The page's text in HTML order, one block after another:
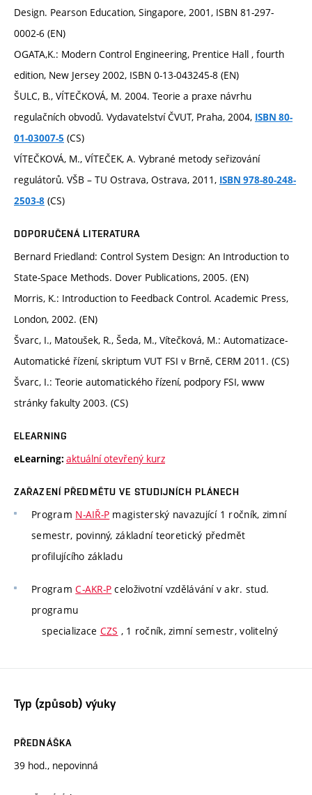
Design. Pearson Education, Singapore, 2001, ISBN 81-297-
0002-6 (EN)
OGATA,K.: Modern Control Engineering, Prentice Hall , fourth
edition, New Jersey 2002, ISBN 0-13-043245-8 (EN)
ŠULC, B., VÍTEČKOVÁ, M. 2004. Teorie a praxe návrhu
regulačních obvodů. Vydavatelství ČVUT, Praha, 2004, ISBN 80-
01-03007-5 (CS)
VÍTEČKOVÁ, M., VÍTEČEK, A. Vybrané metody seřizování
regulátorů. VŠB – TU Ostrava, Ostrava, 2011, ISBN 978-80-248-
2503-8 (CS)
DOPORUČENÁ LITERATURA
Bernard Friedland: Control System Design: An Introduction to
State-Space Methods. Dover Publications, 2005. (EN)
Morris, K.: Introduction to Feedback Control. Academic Press,
London, 2002. (EN)
Švarc, I., Matoušek, R., Šeda, M., Vítečková, M.: Automatizace-
Automatické řízení, skriptum VUT FSI v Brně, CERM 2011. (CS)
Švarc, I.: Teorie automatického řízení, podpory FSI, www
stránky fakulty 2003. (CS)
ELEARNING
eLearning: aktuální otevřený kurz
ZAŘAZENÍ PŘEDMĚTU VE STUDIJNÍCH PLÁNECH
Program N-AIŘ-P magisterský navazující 1 ročník, zimní
semestr, povinný, základní teoretický předmět
profilujícího základu
ProgramC-AKR-P celoživotní vzdělávání v akr. stud.
programu
specializace CZS , 1 ročník, zimní semestr, volitelný
Typ (způsob) výuky
PŘEDNÁŠKA
39 hod., nepovinná